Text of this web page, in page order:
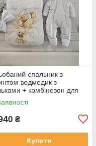
спальник з
ведмедик з
+ комбінезон для
білий
₴
Купити